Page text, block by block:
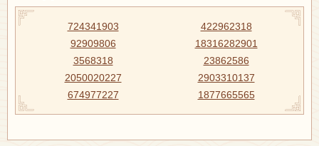
724341903
422962318
92909806
18316282901
3568318
23862586
2050020227
2903310137
674977227
1877665565